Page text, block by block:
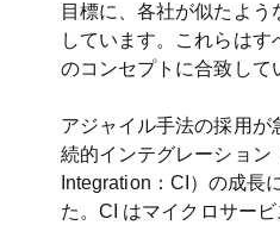
目標に、各社が似たよう
しています。これらはす
のコンセプトに合致して
アジャイル手法の採用が
続的インテグレーション
Integration：CI）の成長
た。CI はマイクロサー